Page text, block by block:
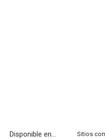
Disponible en...